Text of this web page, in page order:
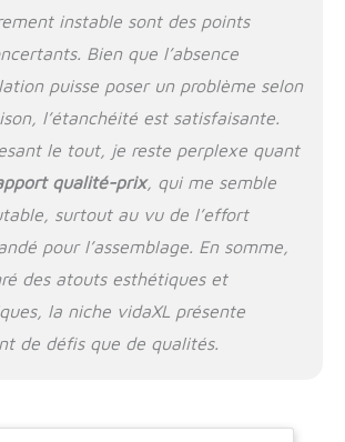
et d’autres
conditions
météorologiques.
instable sont des points
Bien que l’absence
puisse poser un problème selon
l’étanchéité est satisfaisante.
le tout, je reste perplexe quant
qualité-prix, qui me semble
surtout au vu de l’effort
pour l’assemblage. En somme,
des atouts esthétiques et
la niche vidaXL présente
de défis que de qualités.